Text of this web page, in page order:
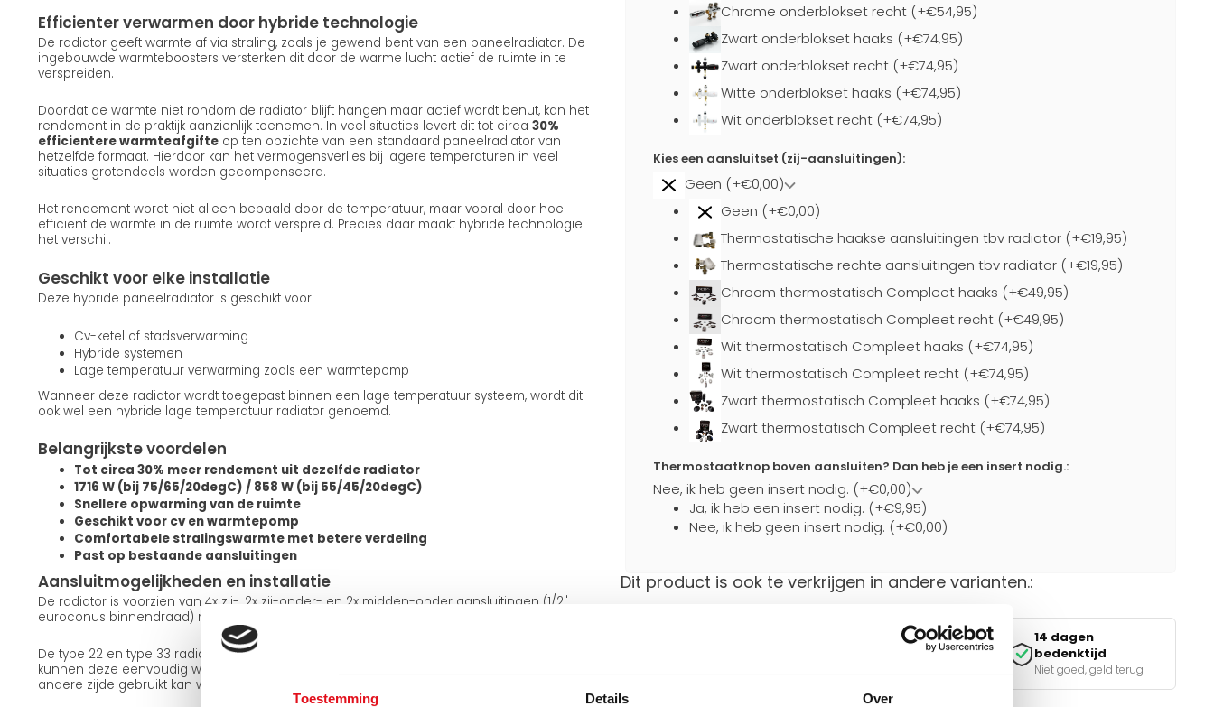
Toestemming Details Over
Efficienter verwarmen door hybride technologie
De radiator geeft warmte af via straling, zoals je gewend bent van een paneelradiator. De
ingebouwde warmteboosters versterken dit door de warme lucht actief de ruimte in te
verspreiden.
Doordat de warmte niet rondom de radiator blijft hangen maar actief wordt benut, kan het
rendement in de praktijk aanzienlijk toenemen. In veel situaties levert dit tot circa 30%
efficientere warmteafgifte op ten opzichte van een standaard paneelradiator van
hetzelfde formaat. Hierdoor kan het vermogensverlies bij lagere temperaturen in veel
situaties grotendeels worden gecompenseerd.
Het rendement wordt niet alleen bepaald door de temperatuur, maar vooral door hoe
efficient de warmte in de ruimte wordt verspreid. Precies daar maakt hybride technologie
het verschil.
Geschikt voor elke installatie
Deze hybride paneelradiator is geschikt voor:
Cv-ketel of stadsverwarming
Hybride systemen
Lage temperatuur verwarming zoals een warmtepomp
Wanneer deze radiator wordt toegepast binnen een lage temperatuur systeem, wordt dit
ook wel een hybride lage temperatuur radiator genoemd.
Belangrijkste voordelen
Tot circa 30% meer rendement uit dezelfde radiator
1716 W (bij 75/65/20degC) / 858 W (bij 55/45/20degC)
Snellere opwarming van de ruimte
Geschikt voor cv en warmtepomp
Comfortabele stralingswarmte met betere verdeling
Past op bestaande aansluitingen
Aansluitmogelijkheden en installatie
De radiator is voorzien van 4x zij-, 2x zij-onder- en 2x midden-onder aansluitingen (1/2"
euroconus binnendraad) met een standaard hartafstand aan de onderkant van 50 mm.
De type 22 en type 33 radiatoren zijn omkeerbaar. Met de meegeleverde J-consoles
kunnen deze eenvoudig worden gedraaid, waardoor dezelfde aansluiting ook aan de
andere zijde gebruikt kan worden. De type 11 uitvoering is niet omkeerbaar.
Chrome onderblokset recht (+€54,95)
Zwart onderblokset haaks (+€74,95)
Zwart onderblokset recht (+€74,95)
Witte onderblokset haaks (+€74,95)
Wit onderblokset recht (+€74,95)
Kies een aansluitset (zij-aansluitingen):
Geen (+€0,00)
Geen (+€0,00)
Thermostatische haakse aansluitingen tbv radiator (+€19,95)
Thermostatische rechte aansluitingen tbv radiator (+€19,95)
Chroom thermostatisch Compleet haaks (+€49,95)
Chroom thermostatisch Compleet recht (+€49,95)
Wit thermostatisch Compleet haaks (+€74,95)
Wit thermostatisch Compleet recht (+€74,95)
Zwart thermostatisch Compleet haaks (+€74,95)
Zwart thermostatisch Compleet recht (+€74,95)
Thermostaatknop boven aansluiten? Dan heb je een insert nodig.:
Nee, ik heb geen insert nodig. (+€0,00)
Ja, ik heb een insert nodig. (+€9,95)
Nee, ik heb geen insert nodig. (+€0,00)
Dit product is ook te verkrijgen in andere varianten.:
Veilig betalen
14 dagen
bedenktijd
Niet goed, geld terug